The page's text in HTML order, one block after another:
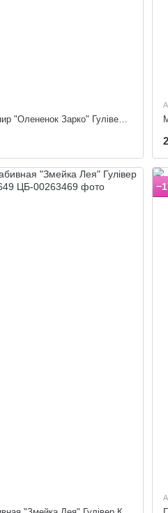
Текстильный сувенир "Олененок Зарко" Гулівер Країна 060417